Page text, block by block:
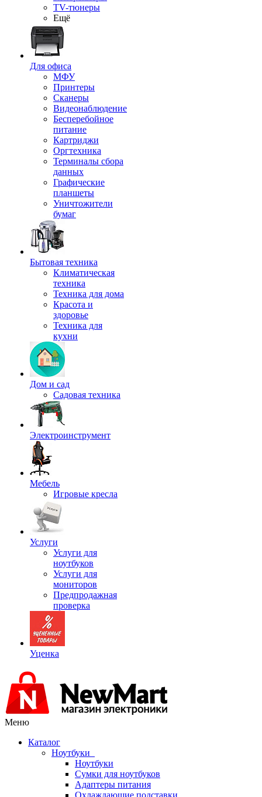
TV-тюнеры
Ещё
Для офиса
МФУ
Принтеры
Сканеры
Видеонаблюдение
Бесперебойное
питание
Картриджи
Оргтехника
Терминалы сбора
данных
Графические
планшеты
Уничтожители
бумаг
Бытовая техника
Климатическая
техника
Техника для дома
Красота и
здоровье
Техника для
кухни
Дом и сад
Садовая техника
Электроинструмент
Мебель
Игровые кресла
Услуги
Услуги для
ноутбуков
Услуги для
мониторов
Предпродажная
проверка
Уценка
Меню
Каталог
Ноутбуки
Ноутбуки
Сумки для ноутбуков
Адаптеры питания
Охлаждающие подставки